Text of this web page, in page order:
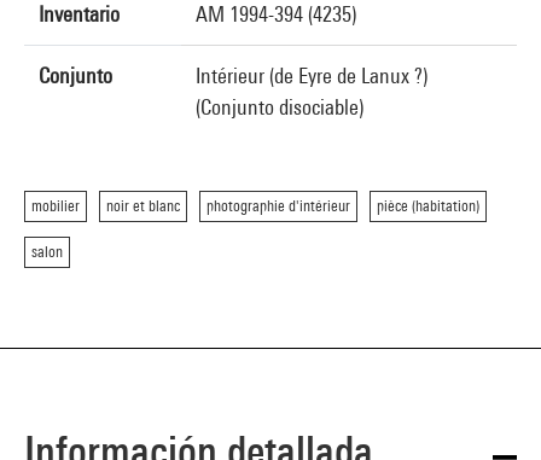
Inventario AM 1994-394 (4235)
Conjunto
Intérieur (de Eyre de Lanux ?)
(Conjunto disociable)
mobilier noir et blanc photographie d'intérieur pièce (habitation)
salon